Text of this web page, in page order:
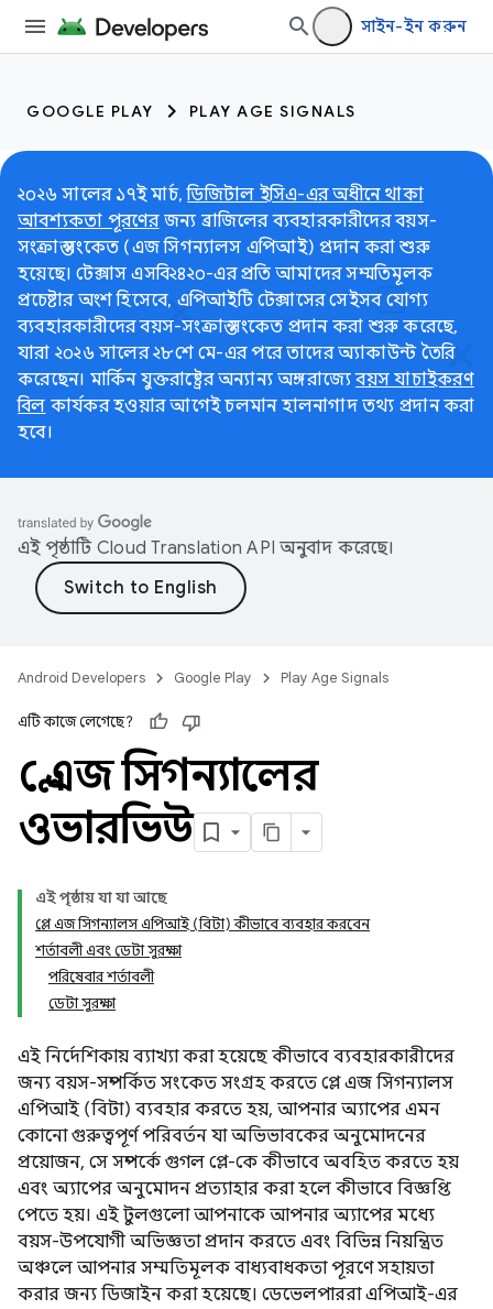
সাইন-ইন করুন
GOOGLE PLAY PLAY AGE SIGNALS
২০২৬ সালের ১৭ই মার্চ,ডিজিটাল ইসিএ-এর অধীনে থাকা
আবশ্যকতা পূরণেরজন্য ব্রাজিলের ব্যবহারকারীদের বয়স-
সংক্রান্ত সংকেত (এজ সিগন্যালস এপিআই) প্রদান করা শুরু
হয়েছে। টেক্সাস এসবি২৪২০-এর প্রতি আমাদের সম্মতিমূলক
প্রচেষ্টার অংশ হিসেবে, এপিআইটি টেক্সাসের সেইসব যোগ্য
ব্যবহারকারীদের বয়স-সংক্রান্ত সংকেত প্রদান করা শুরু করেছে,
যারা ২০২৬ সালের ২৮শে মে-এর পরে তাদের অ্যাকাউন্ট তৈরি
করেছেন। মার্কিন যুক্তরাষ্ট্রের অন্যান্য অঙ্গরাজ্যেবয়স যাচাইকরণ
বিল কার্যকর হওয়ার আগেই চলমান হালনাগাদ তথ্য প্রদান করা
হবে।
এই পৃষ্ঠাটি Cloud Translation API অনুবাদ করেছে।
Android Developers Google Play Play Age Signals
এটি কাজে লেগেছে?
প্লে এজ সিগন্যালের
ওভারভিউ
এই পৃষ্ঠায় যা যা আছে
প্লে এজ সিগন্যালস এপিআই (বিটা) কীভাবে ব্যবহার করবেন
শর্তাবলী এবং ডেটা সুরক্ষা
পরিষেবার শর্তাবলী
ডেটা সুরক্ষা
এই নির্দেশিকায় ব্যাখ্যা করা হয়েছে কীভাবে ব্যবহারকারীদের
জন্য বয়স-সম্পর্কিত সংকেত সংগ্রহ করতে প্লে এজ সিগন্যালস
এপিআই (বিটা) ব্যবহার করতে হয়, আপনার অ্যাপের এমন
কোনো গুরুত্বপূর্ণ পরিবর্তন যা অভিভাবকের অনুমোদনের
প্রয়োজন, সে সম্পর্কে গুগল প্লে-কে কীভাবে অবহিত করতে হয়
এবং অ্যাপের অনুমোদন প্রত্যাহার করা হলে কীভাবে বিজ্ঞপ্তি
পেতে হয়। এই টুলগুলো আপনাকে আপনার অ্যাপের মধ্যে
বয়স-উপযোগী অভিজ্ঞতা প্রদান করতে এবং বিভিন্ন নিয়ন্ত্রিত
অঞ্চলে আপনার সম্মতিমূলক বাধ্যবাধকতা পূরণে সহায়তা
করার জন্য ডিজাইন করা হয়েছে। ডেভেলপাররা এপিআই-এর